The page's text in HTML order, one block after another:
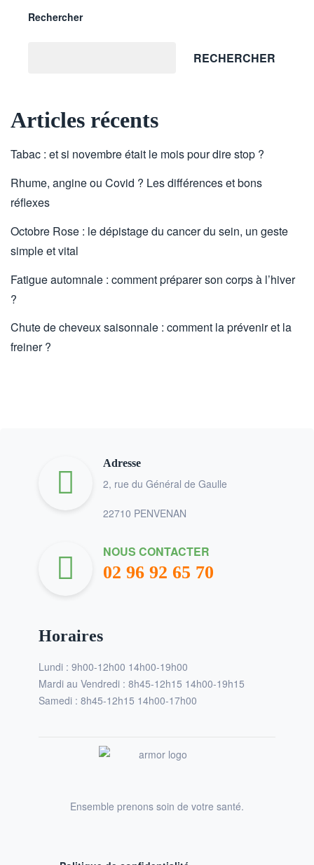
Rechercher
RECHERCHER
Articles récents
Tabac : et si novembre était le mois pour dire stop ?
Rhume, angine ou Covid ? Les différences et bons
réflexes
Octobre Rose : le dépistage du cancer du sein, un geste
simple et vital
Fatigue automnale : comment préparer son corps à l’hiver
?
Chute de cheveux saisonnale : comment la prévenir et la
freiner ?
Adresse
2, rue du Général de Gaulle
22710 PENVENAN
NOUS CONTACTER
02 96 92 65 70
Horaires
Lundi : 9h00-12h00 14h00-19h00
Mardi au Vendredi : 8h45-12h15 14h00-19h15
Samedi : 8h45-12h15 14h00-17h00
Ensemble prenons soin de votre santé.